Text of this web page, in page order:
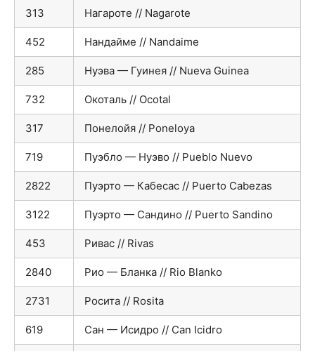
313 Нагароте // Nagarote
452 Нандайме // Nandaime
285 Нуэва — Гуинея // Nueva Guinea
732 Окоталь // Ocotal
317 Понелойя // Poneloya
719 Пуэбло — Нуэво // Pueblo Nuevo
2822 Пуэрто — Кабесас // Puerto Cabezas
3122 Пуэрто — Сандино // Puerto Sandino
453 Ривас // Rivas
2840 Рио — Бланка // Rio Blanko
2731 Росита // Rosita
619 Сан — Исидро // Can Icidro